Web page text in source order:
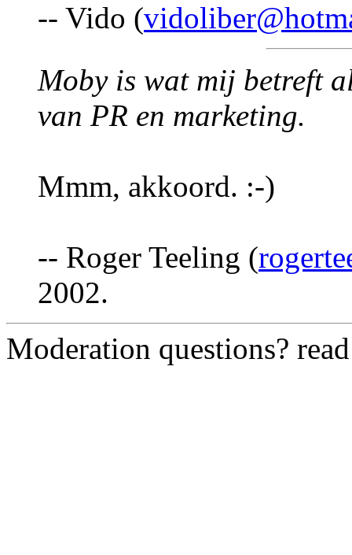
-- Vido (
Moby is wat mij betreft
van PR en marketing.
Mmm, akkoord. :-)
-- Roger Teeling (
2002.
Moderation questions?